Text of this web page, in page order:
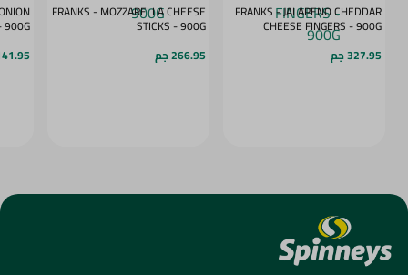
FRANKS - JALAPENO CHEDDAR
CHEESE FINGERS - 900G
327.95 جم
FRANKS - MOZZARELLA CHEESE
STICKS - 900G
266.95 جم
900G
141.95